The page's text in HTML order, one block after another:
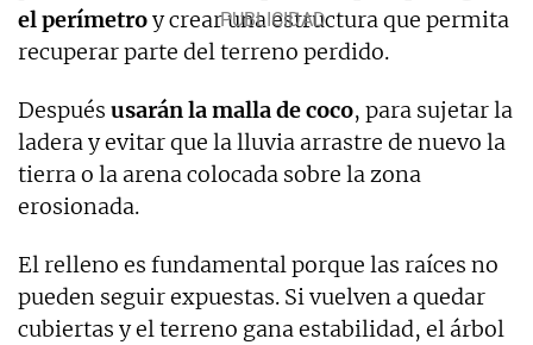
el perímetroy crear una estructura que permita
recuperar parte del terreno perdido.
Después usarán la malla de coco, para sujetar la
ladera y evitar que la lluvia arrastre de nuevo la
tierra o la arena colocada sobre la zona
erosionada.
El relleno es fundamental porque las raíces no
pueden seguir expuestas. Si vuelven a quedar
cubiertas y el terreno gana estabilidad, el árbol